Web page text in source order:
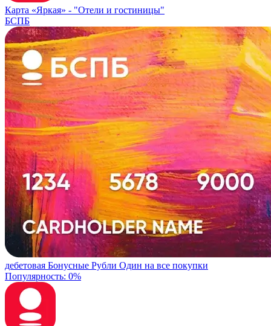
Карта «Яркая» - "Отели и гостиницы"
БСПБ
дебетовая Бонусные Рубли Один на все покупки
Популярность: 0%